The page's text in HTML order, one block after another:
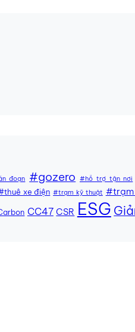
đoạn #gozero #hỗ trợ tận nơi
xe điện #trạm kỹ thuật #trạm
CC47 CSR ESG